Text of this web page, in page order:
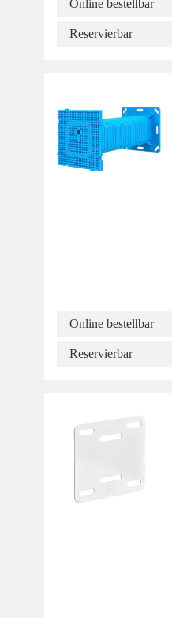
Online bestellbar
Reservierbar
Online bestellbar
Reservierbar